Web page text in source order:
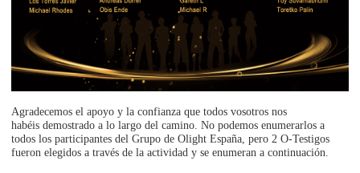
Agradecemos el apoyo y la confianza que todos vosotros nos
habéis demostrado a lo largo del camino. No podemos enumerarlos a
todos los participantes del Grupo de Olight España, pero 2 O-Testigos
fueron elegidos a través de la actividad y se enumeran a continuación.